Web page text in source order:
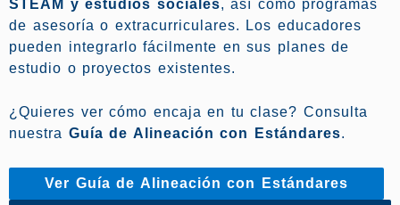
STEAM y estudios sociales, así como programas
de asesoría o extracurriculares. Los educadores
pueden integrarlo fácilmente en sus planes de
estudio o proyectos existentes.
¿Quieres ver cómo encaja en tu clase? Consulta
nuestra Guía de Alineación con Estándares.
Ver Guía de Alineación con Estándares